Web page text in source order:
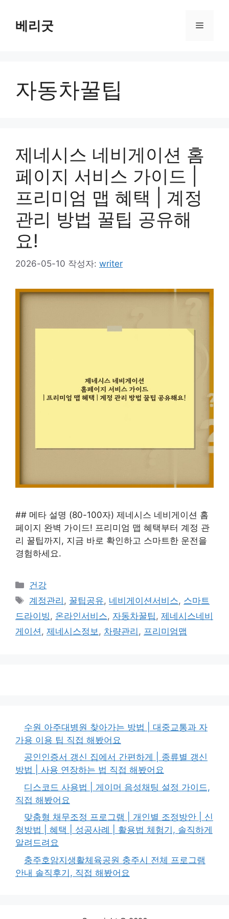
베리굿 메
자동차꿀팁
제네시스 네비게이션 홈
페이지 서비스 가이드 |
프리미엄 맵 혜택 | 계정
관리 방법 꿀팁 공유해
요!
2026-05-10 작성자: writer
## 메타 설명 (80-100자) 제네시스 네비게이션 홈
페이지 완벽 가이드! 프리미엄 맵 혜택부터 계정 관
리 꿀팁까지, 지금 바로 확인하고 스마트한 운전을
경험하세요.
카
테
고
리
건강
태
그
계정관리 , 꿀팁공유, 네비게이션서비스, 스마트
드라이빙 , 온라인서비스, 자동차꿀팁 , 제네시스네비
게이션 , 제네시스정보 , 차량관리 , 프리미엄맵
수원 아주대병원 찾아가는 방법 | 대중교통과 자
가용 이용 팁 직접 해봤어요
공인인증서 갱신 집에서 간편하게 | 종류별 갱신
방법 | 사용 연장하는 법 직접 해봤어요
디스코드 사용법 | 게이머 음성채팅 설정 가이드,
직접 해봤어요
맞춤형 채무조정 프로그램 | 개인별 조정방안 | 신
청방법 | 혜택 | 성공사례 | 활용법 체험기, 솔직하게
알려드려요
충주호암지생활체육공원 충주시 전체 프로그램
안내 솔직후기, 직접 해봤어요